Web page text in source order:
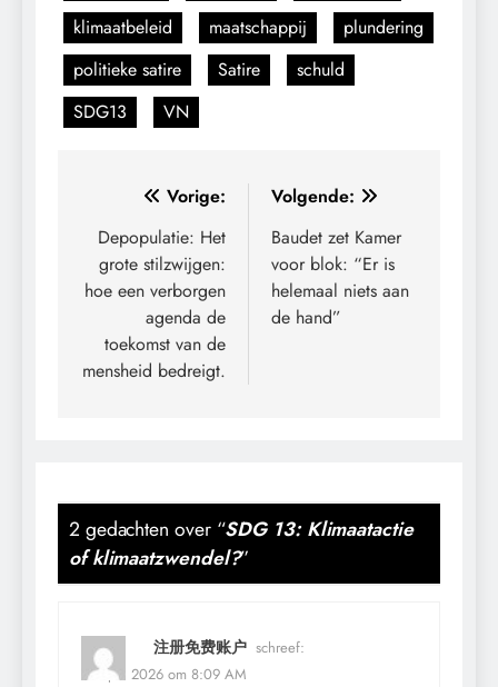
klimaatbeleid
maatschappij
plundering
politieke satire
Satire
schuld
SDG13
VN
Bericht
navigatie
Vorige:
Depopulatie: Het
grote stilzwijgen:
hoe een verborgen
agenda de
toekomst van de
mensheid bedreigt.
Volgende:
Baudet zet Kamer
voor blok: “Er is
helemaal niets aan
de hand”
2 gedachten over “SDG 13: Klimaatactie
of klimaatzwendel?”
注册免费账户 schreef:
25 april 2026 om 8:09 AM